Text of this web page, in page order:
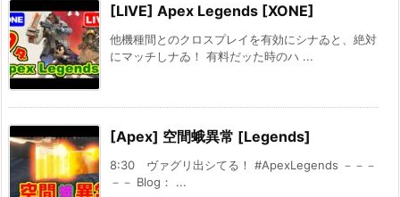
[LIVE] Apex Legends [XONE]
他機種間とのクロスプレイを有効にシナゐと、絶対
にマッチしナゐ！ 有料だッた時のハ ...
[Apex] 空間蛾異常 [Legends]
8:30 ヴァグリ出シてる！ #ApexLegends －－－
－－ Blog： ...